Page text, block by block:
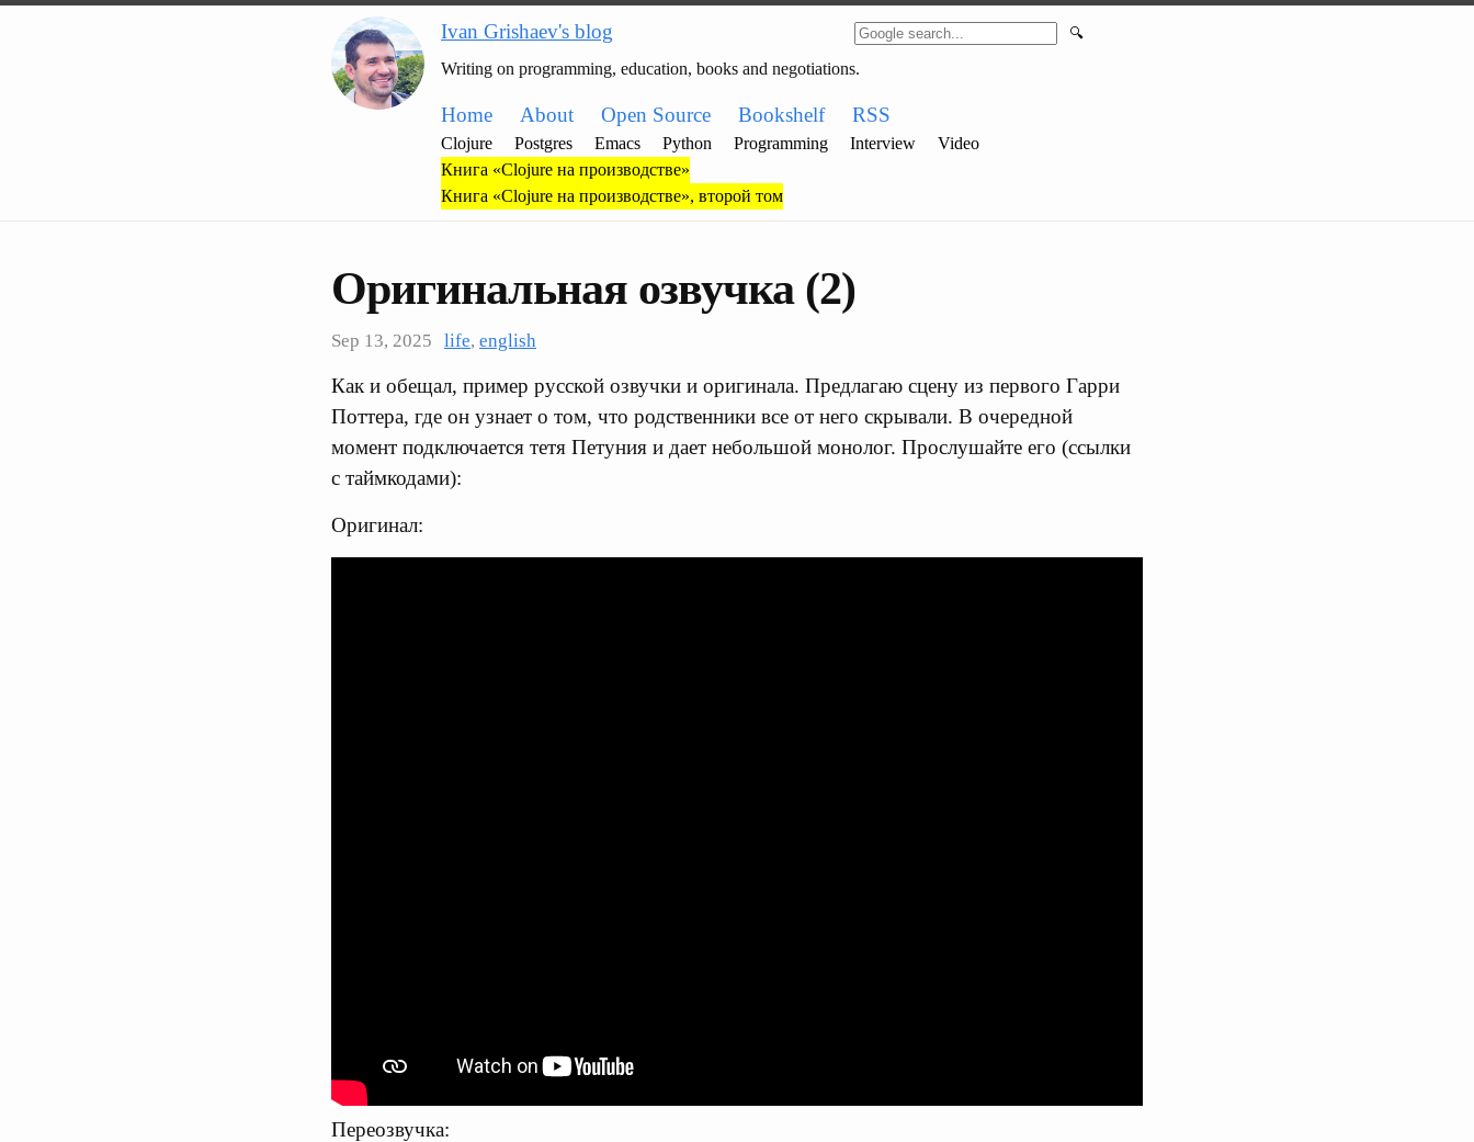
Ivan Grishaev's blog 🔍
Writing on programming, education, books and negotiations.
Home About Open Source Bookshelf RSS
Clojure Postgres Emacs Python Programming Interview
Video
Книга «Clojure на производстве»
Книга «Clojure на производстве», второй том
Оригинальная озвучка (2)
Sep 13, 2025 life, english
Как и обещал, пример русской озвучки и оригинала. Предлагаю сцену из первого Гарри
Поттера, где он узнает о том, что родственники все от него скрывали. В очередной
момент подключается тетя Петуния и дает небольшой монолог. Прослушайте его (ссылки
с таймкодами):
Оригинал:
Переозвучка: